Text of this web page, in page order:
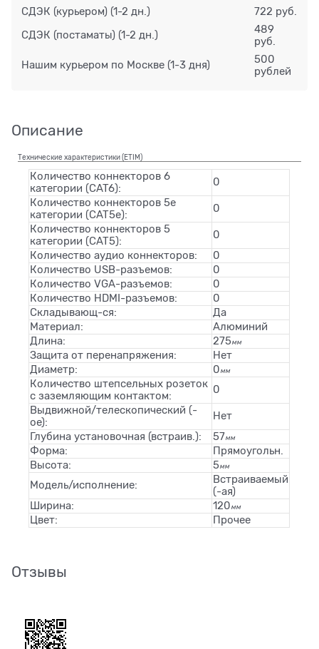
СДЭК (курьером) (1-2 дн.) 722 руб.
СДЭК (постаматы) (1-2 дн.)
489
руб.
Нашим курьером по Москве (1-3 дня)
500
рублей
Описание
Технические характеристики (ETIM)
Количество коннекторов 6
категории (CAT6):
0
Количество коннекторов 5e
категории (CAT5e):
0
Количество коннекторов 5
категории (CAT5):
0
Количество аудио коннекторов:
0
Количество USB-разъемов:
0
Количество VGA-разъемов:
0
Количество HDMI-разъемов:
0
Складывающ-ся:
Да
Материал:
Алюминий
Длина:
275мм
Защита от перенапряжения:
Нет
Диаметр:
0мм
Количество штепсельных розеток
с заземляющим контактом:
0
Выдвижной/телескопический (-
ое):
Нет
Глубина установочная (встраив.):
57мм
Форма:
Прямоугольн.
Высота:
5мм
Модель/исполнение:
Встраиваемый
(-ая)
Ширина:
120мм
Цвет: Прочее
Отзывы